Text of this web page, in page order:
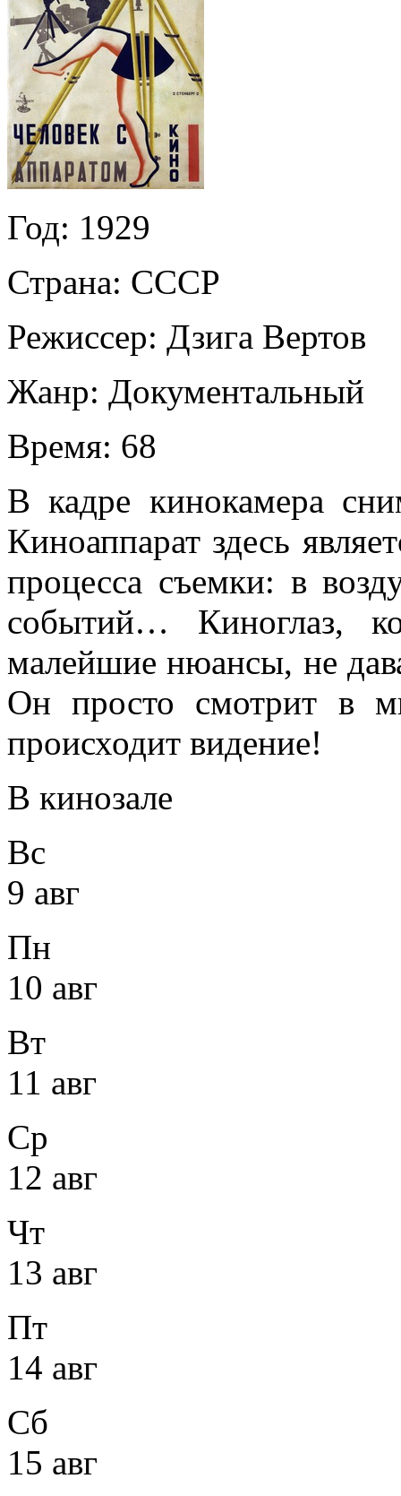
Год: 1929
Страна: СССР
Режиссер: Дзига Вертов
Жанр: Документальный
Время: 68
В кадре кинокамера
Киноаппарат здесь
процесса съемки: в
событий… Киноглаз,
малейшие нюансы, не
Он просто смотрит в
происходит видение!
В кинозале
Вс
9 авг
Пн
10 авг
Вт
11 авг
Ср
12 авг
Чт
13 авг
Пт
14 авг
Сб
15 авг